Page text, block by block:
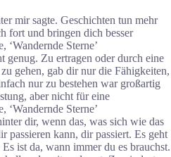
mir sagte. Geschichten tun mehr
fort und bringen dich besser
Sterne’
genug. Zu ertragen oder durch eine
gehen, gab dir nur die Fähigkeiten,
nur zu bestehen war großartig
aber nicht für eine
Sterne’
dir, wenn das, was sich wie das
passieren kann, dir passiert. Es geht
ist da, wann immer du es brauchst.